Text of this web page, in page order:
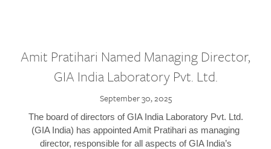
Amit Pratihari Named Managing Director,
GIA India Laboratory Pvt. Ltd.
September 30, 2025
The board of directors of GIA India Laboratory Pvt. Ltd.
(GIA India) has appointed Amit Pratihari as managing
director, responsible for all aspects of GIA India’s